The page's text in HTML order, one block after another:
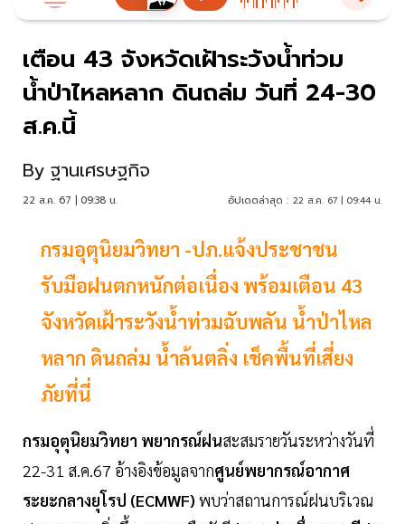
เตือน 43 จังหวัดเฝ้าระวังน้ำท่วม
น้ำป่าไหลหลาก ดินถล่ม วันที่ 24-30
ส.ค.นี้
By ฐานเศรษฐกิจ
22 ส.ค. 67 | 09:38 น. อัปเดตล่าสุด : 22 ส.ค. 67 | 09:44 น.
กรมอุตุนิยมวิทยา -ปภ.แจ้งประชาชน
รับมือฝนตกหนักต่อเนื่อง พร้อมเตือน 43
จังหวัดเฝ้าระวังน้ำท่วมฉับพลัน น้ำป่าไหล
หลาก ดินถล่ม น้ำล้นตลิ่ง เช็คพื้นที่เสี่ยง
ภัยที่นี่
กรมอุตุนิยมวิทยา พยากรณ์ฝนสะสมรายวันระหว่างวันที่
22-31 ส.ค.67 อ้างอิงข้อมูลจากศูนย์พยากรณ์อากาศ
ระยะกลางยุโรป (ECMWF) พบว่าสถานการณ์ฝนบริเวณ